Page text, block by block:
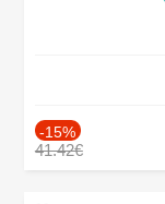
-15%
41.42€